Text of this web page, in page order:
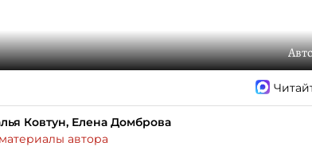
Ковтун, Елена Домброва
автора